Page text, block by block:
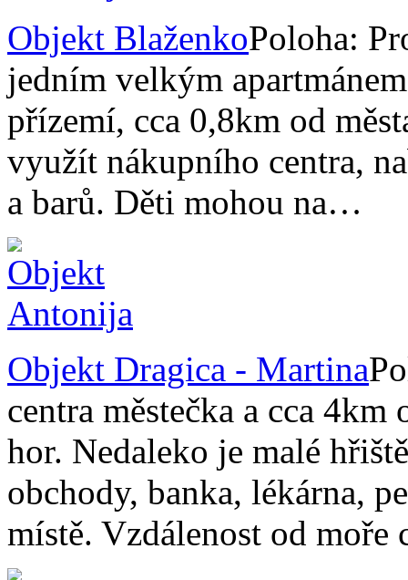
Objekt BlaženkoPoloha:
jedním velkým
přízemí, cca 0,8km od
využít nákupního centra,
a barů. Děti mohou na…
Objekt Dragica - Martina
centra městečka a cca
hor. Nedaleko je malé
obchody, banka, lékárna,
místě. Vzdálenost od